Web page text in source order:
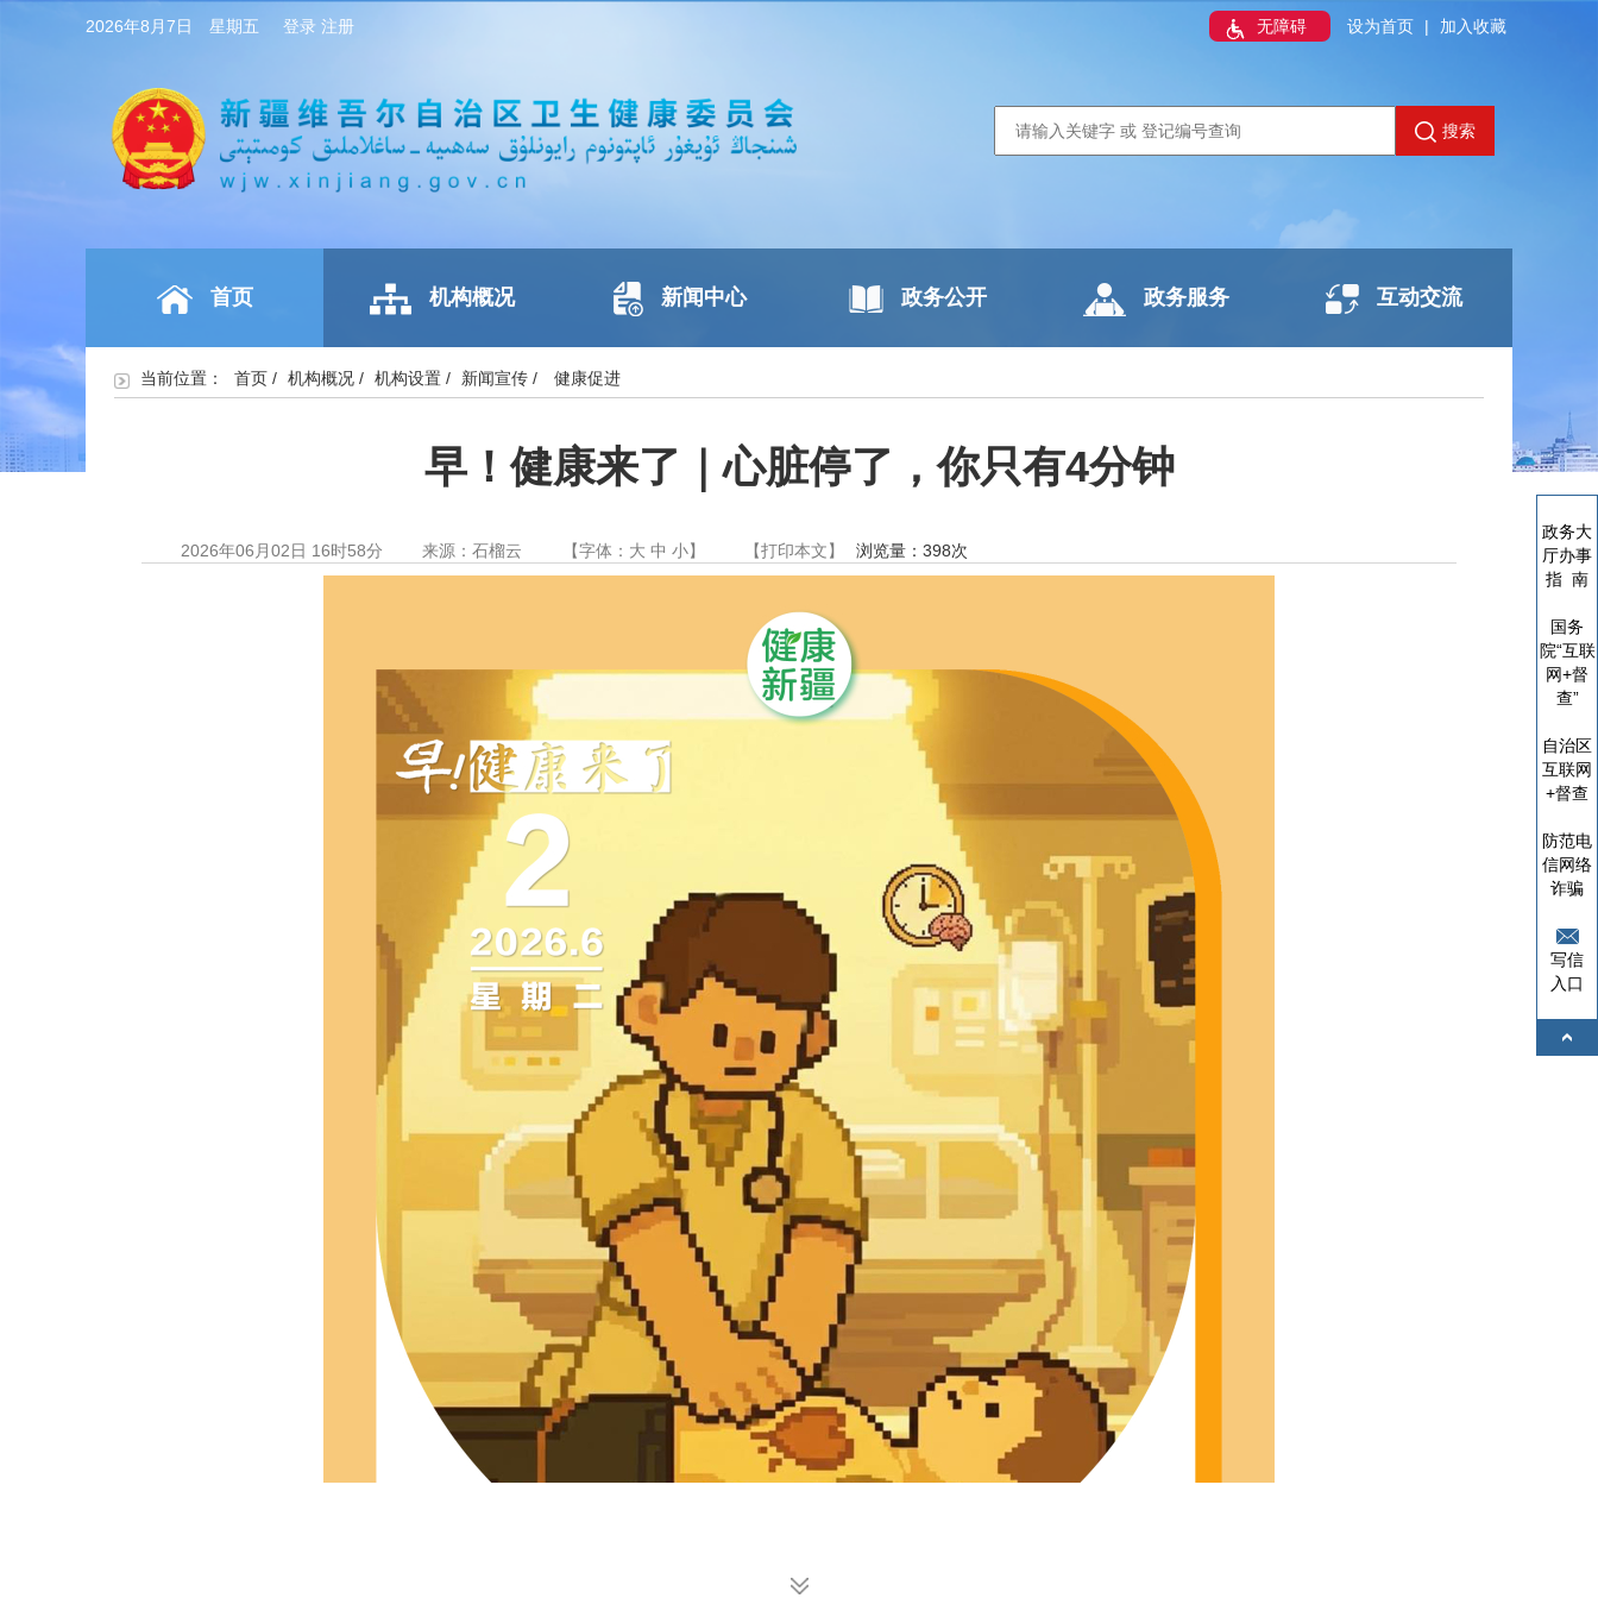
2026年8月7日 星期五 无障碍 设为首页 | 加入收藏
登录 注册
搜索
首页 机构概况 新闻中心 政务公开 政务服务 互动交流
当前位置： 首页 / 机构概况 / 机构设置 / 新闻宣传 / 健康促进
早！健康来了｜心脏停了，你只有4分钟
2026年06月02日 16时58分 来源：石榴云 【字体： 大 中 小】 【打印本文】 浏览量： 398次
政务大
厅办事
指 南
国务
院“互联
网+督
查”
自治区
互联网
+督查
防范电
信网络
诈骗
写信
入口